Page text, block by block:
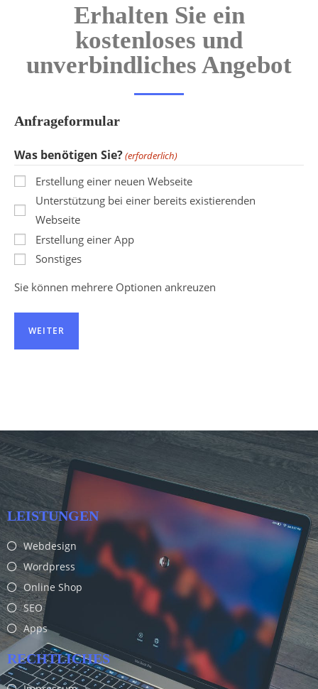
Erhalten Sie ein
kostenloses und
unverbindliches Angebot
Anfrageformular
Was benötigen Sie?(erforderlich)
Erstellung einer neuen Webseite
Unterstützung bei einer bereits existierenden
Webseite
Erstellung einer App
Sonstiges
Sie können mehrere Optionen ankreuzen
LEISTUNGEN
Webdesign
Wordpress
Online Shop
SEO
Apps
RECHTLICHES